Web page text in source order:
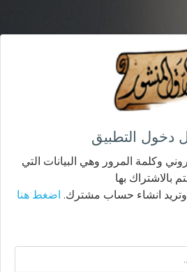
دخول التطبيق
وكلمة المرور وهي البيانات التي
بالاشتراك بها
وتريد انشاء حساب مشترك. اضغط هنا